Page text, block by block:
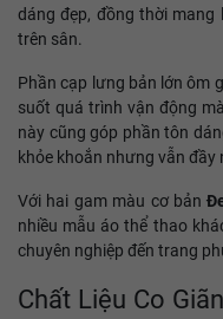
dáng đẹp, đồng thời
trên sân.
Phần cạp lưng bản lớn ôm
suốt quá trình vận động
này cũng góp phần tôn
khỏe khoắn nhưng vẫn đầy
Với hai gam màu cơ bản
nhiều mẫu áo thể thao
chuyên nghiệp đến trang
Chất Liệu Co